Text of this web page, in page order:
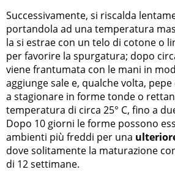
Successivamente, si riscalda
portandola ad una temperatura
la si estrae con un telo di cotone o
per favorire la spurgatura; dopo
viene frantumata con le mani in
aggiunge sale e, qualche volta,
a stagionare in forme tonde o
temperatura di circa 25° C, fino a
Dopo 10 giorni le forme possono
ambienti più freddi per una
dove solitamente la maturazione
di 12 settimane.